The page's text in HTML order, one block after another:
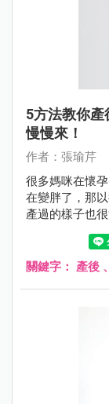
5方法教你
慢慢來！
作者：張瑜芹
很多媽咪在懷
在變胖了，那
產過的樣子也
喜歡的樣子，
關鍵字： 產後